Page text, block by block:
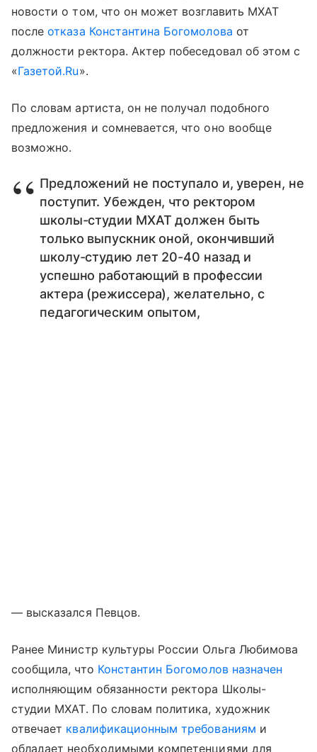
новости о том, что он может возглавить МХАТ
послеотказа Константина Богомолова от
должности ректора. Актер побеседовал об этом с
«Газетой.Ru».
По словам артиста, он не получал подобного
предложения и сомневается, что оно вообще
возможно.
Предложений не поступало и, уверен, не
поступит. Убежден, что ректором
школы-студии МХАТ должен быть
только выпускник оной, окончивший
школу-студию лет 20-40 назад и
успешно работающий в профессии
актера (режиссера), желательно, с
педагогическим опытом,
— высказался Певцов.
Ранее Министр культуры России Ольга Любимова
сообщила, что Константин Богомолов назначен
исполняющим обязанности ректора Школы-
студии МХАТ. По словам политика, художник
отвечает квалификационным требованиям и
обладает необходимыми компетенциями для